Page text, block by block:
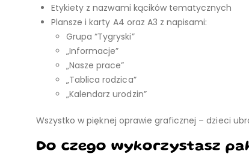
Etykiety z nazwami kącików tematycznych
Plansze i karty A4 oraz A3 z napisami:
Grupa “Tygryski”
„Informacje”
„Nasze prace”
„Tablica rodzica”
„Kalendarz urodzin”
Wszystko w pięknej oprawie graficznej – dzieci
Do czego wykorzystasz